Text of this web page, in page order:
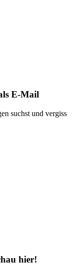
E-Mail
suchst und vergiss
hier!